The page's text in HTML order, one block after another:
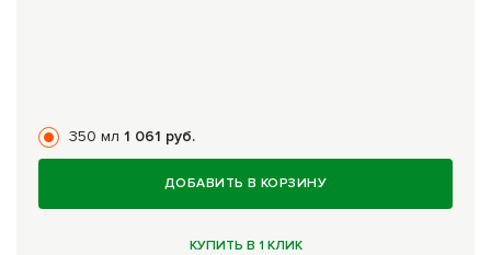
350 мл 1 061 руб.
ДОБАВИТЬ В КОРЗИНУ
КУПИТЬ В 1 КЛИК